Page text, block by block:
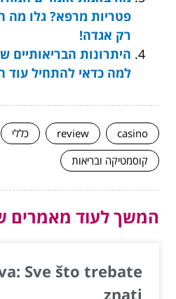
פטריות מרפא? גלו מה
רק אגדה!
היתרונות הבריאותיים
למה כדאי להתחיל עוד
casino
review כללי
קוסמטיקה ובריאות
המשך לעוד מאמרים
Sve što trebate
znati